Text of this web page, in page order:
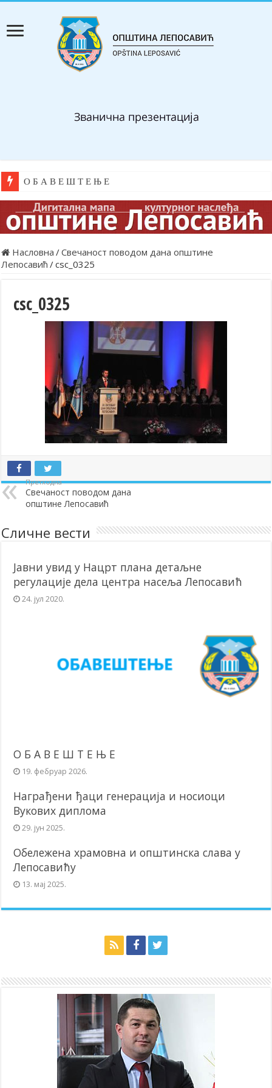
О Б А В Е Ш Т Е Њ Е
Насловна /Свечаност поводом дана општине
Лепосавић /csc_0325
csc_0325
Претходна
Свечаност поводом дана
општине Лепосавић
Сличне вести
Јавни увид у Нацрт плана детаљне
регулације дела центра насеља Лепосавић
24. јул 2020.
О Б А В Е Ш Т Е Њ Е
19. фебруар 2026.
Награђени ђаци генерација и носиоци
Вукових диплома
29. јун 2025.
Обележена храмовна и општинска слава у
Лепосавићу
13. мај 2025.